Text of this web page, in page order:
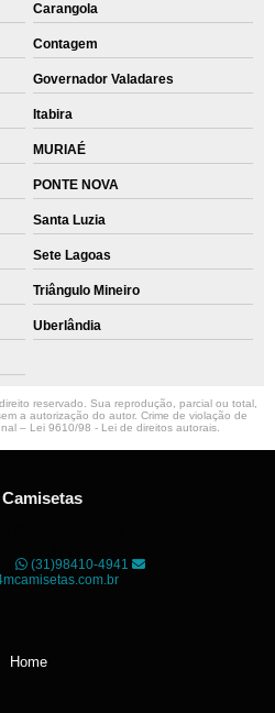
Carangola
Contagem
Governador Valadares
Itabira
MURIAÉ
PONTE NOVA
Santa Luzia
Sete Lagoas
Triângulo Mineiro
Uberlândia
reservado. Sua reprodução, parcial ou total,
a autorização do autor. Crime de violação de
– Lei 9610/98 - Lei de direitos autorais
(31)98410-4941
Home